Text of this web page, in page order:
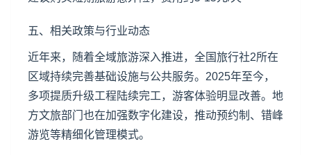
五、相关政策与行业动态
近年来，随着全域旅游深入推进，全国旅行社2所在
区域持续完善基础设施与公共服务。2025年至今，
多项提质升级工程陆续完工，游客体验明显改善。地
方文旅部门也在加强数字化建设，推动预约制、错峰
游览等精细化管理模式。